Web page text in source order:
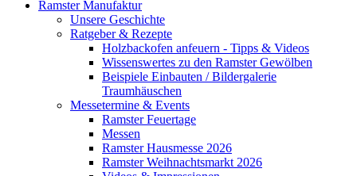
Ramster Manufaktur
Unsere Geschichte
Ratgeber & Rezepte
Holzbackofen anfeuern - Tipps & Videos
Wissenswertes zu den Ramster Gewölben
Beispiele Einbauten / Bildergalerie
Traumhäuschen
Messetermine & Events
Ramster Feuertage
Messen
Ramster Hausmesse 2026
Ramster Weihnachtsmarkt 2026